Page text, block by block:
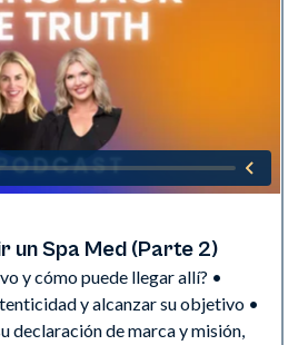
un Spa Med (Parte 2)
y cómo puede llegar allí? •
y alcanzar su objetivo •
declaración de marca y misión,